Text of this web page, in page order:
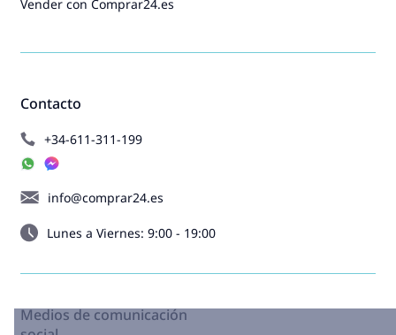
Contacto
+34-611-311-199
info@comprar24.es
Lunes a Viernes: 9:00 - 19:00
Vender con Comprar24.es
Medios de comunicación